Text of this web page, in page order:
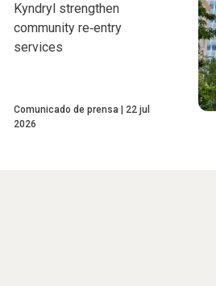
Kyndryl strengthen
community re‑entry
services
Comunicado de prensa
22 jul
2026